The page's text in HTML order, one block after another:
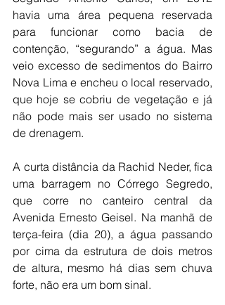
havia uma área pequena reservada
para funcionar como bacia de
contenção, “segurando” a água. Mas
veio excesso de sedimentos do Bairro
Nova Lima e encheu o local reservado,
que hoje se cobriu de vegetação e já
não pode mais ser usado no sistema
de drenagem.
A curta distância da Rachid Neder, fica
uma barragem no Córrego Segredo,
que corre no canteiro central da
Avenida Ernesto Geisel. Na manhã de
terça-feira (dia 20), a água passando
por cima da estrutura de dois metros
de altura, mesmo há dias sem chuva
forte, não era um bom sinal.